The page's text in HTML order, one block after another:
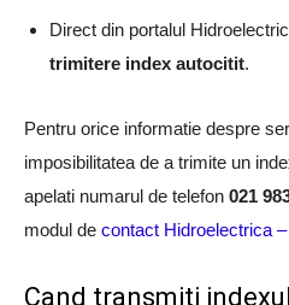
Direct din portalul
trimitere index autocitit.
Pentru orice informatie despre
imposibilitatea de a trimite un
apelati numarul de telefon 021
modul de contact Hidroelectrica
Cand transmiti